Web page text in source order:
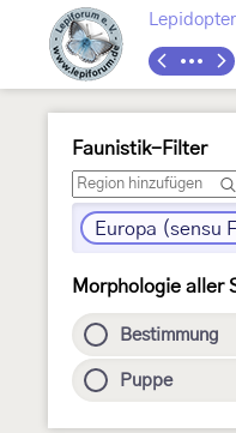
Faunistik-Filter
Europa (sensu
Morphologie aller
Bestimmung
Puppe